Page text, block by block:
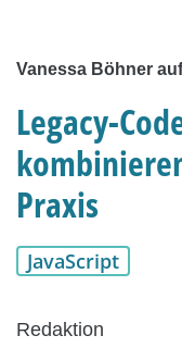
Vanessa Böhner
Legacy-
Praxis
JavaScript
Redaktion